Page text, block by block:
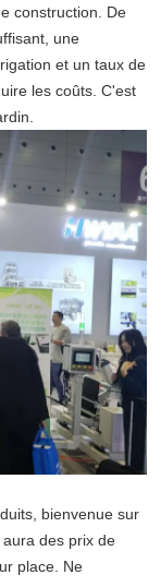
construction. De
une
et un taux de
les coûts. C'est
bienvenue sur
des prix de
place. Ne